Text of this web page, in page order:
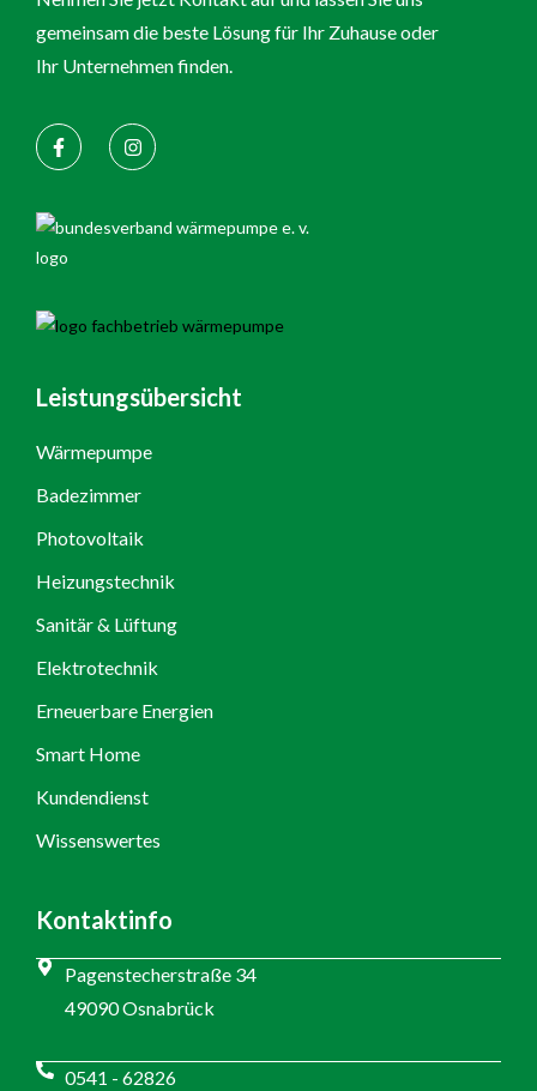
gemeinsam die beste Lösung für Ihr Zuhause oder
Ihr Unternehmen finden.
Leistungsübersicht
Wärmepumpe
Badezimmer
Photovoltaik
Heizungstechnik
Sanitär & Lüftung
Elektrotechnik
Erneuerbare Energien
Smart Home
Kundendienst
Wissenswertes
Kontaktinfo
Pagenstecherstraße 34
49090 Osnabrück
0541 - 62826